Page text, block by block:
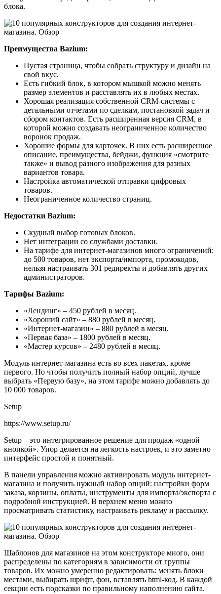
блока.
Преимущества Bazium:
Пустая страница, чтобы собрать структуру и дизайн на
свой вкус.
Есть гибкий блок, в котором мышкой можно менять
размер элементов и расставлять их в любых местах.
Хорошая реализация собственной CRM-системы c
детальными отчетами по сделкам, постановкой задач и
сбором контактов. Есть расширенная версия CRM, в
которой можно создавать неограниченное количество
воронок продаж.
Хорошие формы для карточек. В них есть расширенное
описание, преимущества, бейджи, функция «смотрите
также» и вывод разного изображения для разных
вариантов товара.
Настройка автоматической отправки цифровых
товаров.
Неограниченное количество страниц.
Недостатки Bazium:
Скудный выбор готовых блоков.
Нет интеграции со службами доставки.
На тарифе для интернет-магазинов много ограничений:
до 500 товаров, нет экспорта/импорта, промокодов,
нельзя настраивать 301 редиректы и добавлять других
администраторов.
Тарифы Bazium:
«Лендинг» – 450 рублей в месяц.
«Хороший сайт» – 880 рублей в месяц.
«Интернет-магазин» – 880 рублей в месяц.
«Первая база» – 1800 рублей в месяц.
«Мастер курсов» – 2480 рублей в месяц.
Модуль интернет-магазина есть во всех пакетах, кроме
первого. Но чтобы получить полный набор опций, лучше
выбрать «Первую базу», на этом тарифе можно добавлять до
10 000 товаров.
Setup
https://www.setup.ru/
Setup – это интегрированное решение для продаж «одной
кнопкой». Упор делается на легкость настроек, и это заметно –
интерфейс простой и понятный.
В панели управления можно активировать модуль интернет-
магазина и получить нужный набор опций: настройки форм
заказа, корзины, оплаты, инструменты для импорта/экспорта с
подробной инструкцией. В верхнем меню можно
просматривать статистику, настраивать рекламу и рассылку.
Шаблонов для магазинов на этом конструкторе много, они
распределены по категориям в зависимости от группы
товаров. Их можно умеренно редактировать: менять блоки
местами, выбирать шрифт, фон, вставлять html-код. В каждой
секции есть подсказки по правильному наполнению сайта.